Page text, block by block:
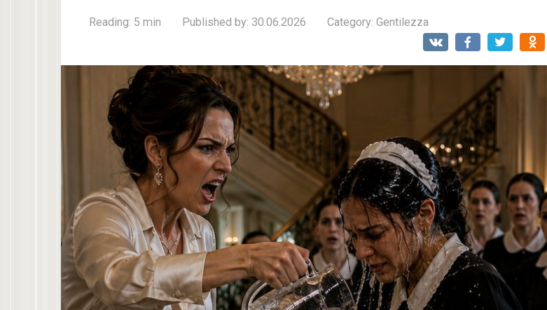
Reading: 5 min Published by: 30.06.2026 Category: Gentilezza